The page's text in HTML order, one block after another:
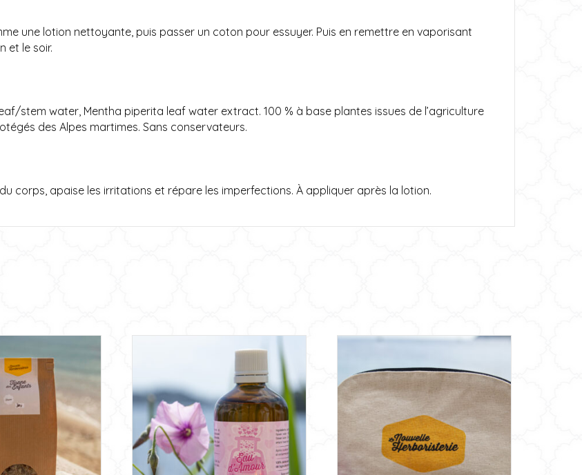
une lotion nettoyante, puis passer un coton pour essuyer. Puis en remettre en vaporisant
et le soir.
stem water, Mentha piperita leaf water extract. 100 % à base plantes issues de l’agriculture
des Alpes martimes. Sans conservateurs.
corps, apaise les irritations et répare les imperfections. À appliquer après la lotion.